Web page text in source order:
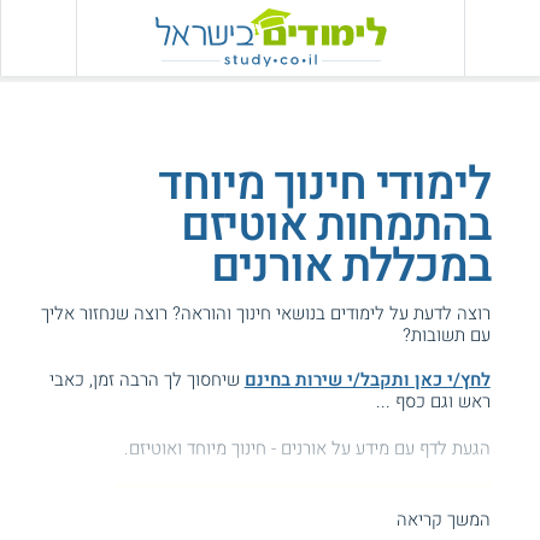
לימודי חינוך מיוחד
בהתמחות אוטיזם
במכללת אורנים
רוצה לדעת על לימודים בנושאי חינוך והוראה? רוצה שנחזור אליך
עם תשובות?
לחץ/י כאן ותקבל/י שירות בחינם שיחסוך לך הרבה זמן, כאבי
ראש וגם כסף ...
הגעת לדף עם מידע על אורנים - חינוך מיוחד ואוטיזם.
המשך קריאה